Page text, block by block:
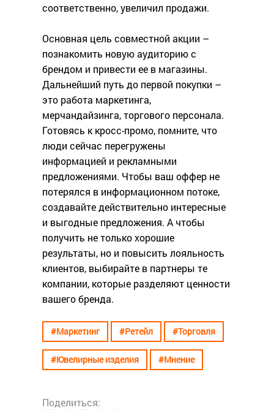
соответственно, увеличил продажи.
Основная цель совместной акции –
познакомить новую аудиторию с
брендом и привести ее в магазины.
Дальнейший путь до первой покупки –
это работа маркетинга,
мерчандайзинга, торгового персонала.
Готовясь к кросс-промо, помните, что
люди сейчас перегружены
информацией и рекламными
предложениями. Чтобы ваш оффер не
потерялся в информационном потоке,
создавайте действительно интересные
и выгодные предложения. А чтобы
получить не только хорошие
результаты, но и повысить лояльность
клиентов, выбирайте в партнеры те
компании, которые разделяют ценности
вашего бренда.
#Маркетинг #Ретейл #Торговля
#Ювелирные изделия #Мнение
Поделиться: